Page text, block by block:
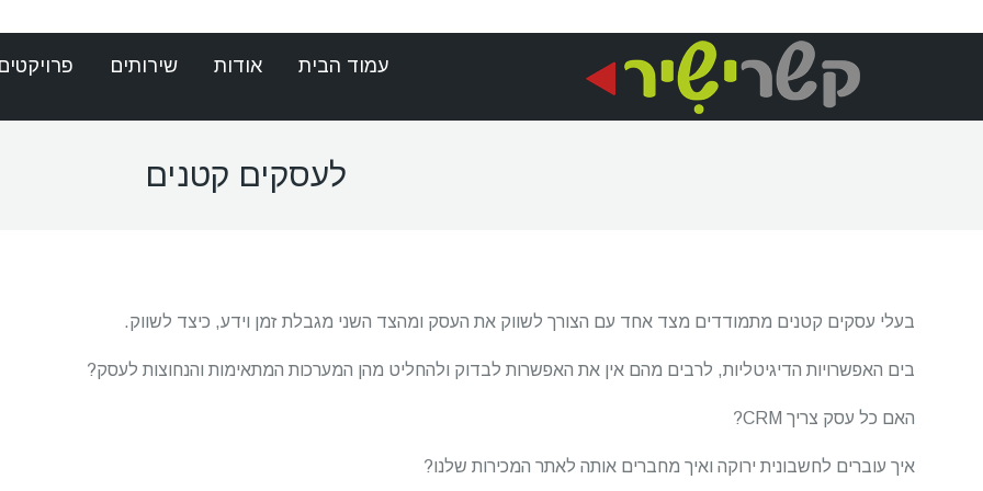
עמוד הבית אודות שירותים פרויקטים
לעסקים קטנים
בעלי עסקים קטנים מתמודדים מצד אחד עם הצורך לשווק את העסק ומהצד השני מגבלת זמן וידע, כיצד לשווק.
בים האפשרויות הדיגיטליות, לרבים מהם אין את האפשרות לבדוק ולהחליט מהן המערכות המתאימות והנחוצות לעסק?
האם כל עסק צריך CRM?
איך עוברים לחשבונית ירוקה ואיך מחברים אותה לאתר המכירות שלנו?